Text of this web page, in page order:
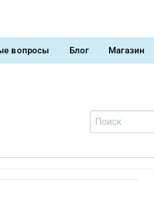
вопросы Блог Магазин